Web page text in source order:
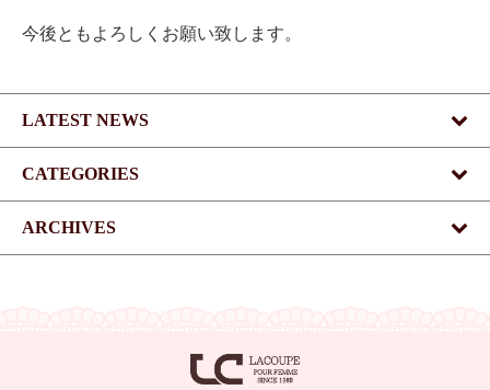
今後ともよろしくお願い致します。
LATEST NEWS
CATEGORIES
ARCHIVES